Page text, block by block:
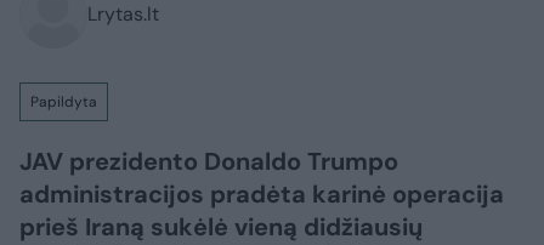
Lrytas.lt
Papildyta
JAV prezidento Donaldo Trumpo
administracijos pradėta karinė operacija
prieš Iraną sukėlė vieną didžiausių